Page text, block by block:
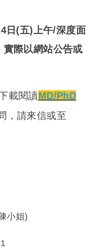
日(五)上午/深度面
際以網站公告或
載閱讀MD/PhD
，請來信或至
小姐)